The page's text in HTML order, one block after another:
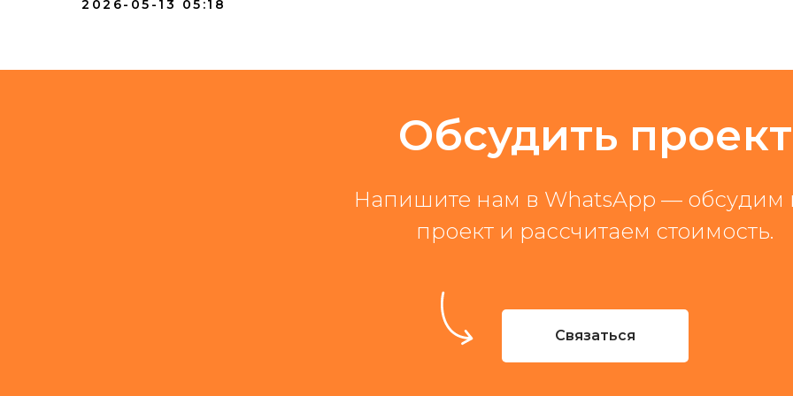
2026-05-13 05:18
Обсудить проект
Напишите нам в WhatsApp — обсудим
проект и рассчитаем стоимость.
Связаться